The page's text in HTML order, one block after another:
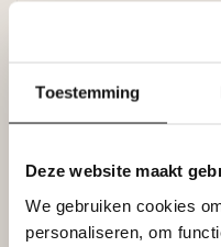
Toestemming
Deze website maakt
We gebruiken cookies
personaliseren, om
soorten verf met
Reviews
Tags
Gerelateerde